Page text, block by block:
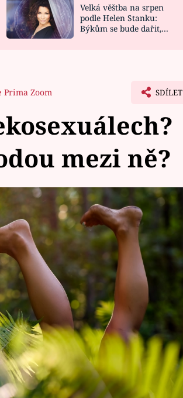
NOVINKY
VIDEORECEPTY
Velká věštba na srpen
podle Helen Stanku:
Býkům se bude dařit,
Prima Zoom SDÍLET
mezi ně?